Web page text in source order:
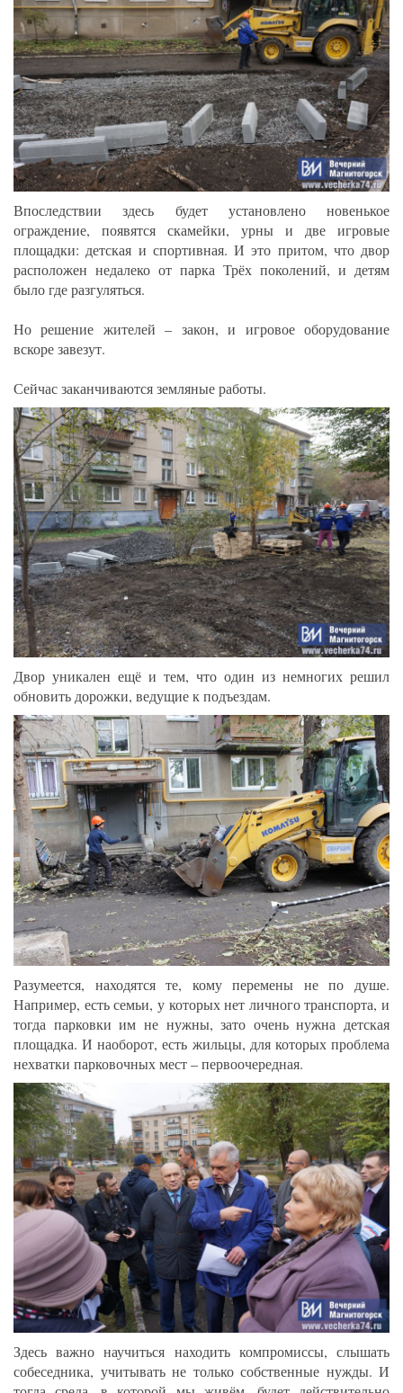
Впоследствии здесь будет установлено новенькое
ограждение, появятся скамейки, урны и две игровые
площадки: детская и спортивная. И это притом, что двор
расположен недалеко от парка Трёх поколений, и детям
было где разгуляться.
Но решение жителей – закон, и игровое оборудование
вскоре завезут.
Сейчас заканчиваются земляные работы.
Двор уникален ещё и тем, что один из немногих решил
обновить дорожки, ведущие к подъездам.
Разумеется, находятся те, кому перемены не по душе.
Например, есть семьи, у которых нет личного транспорта, и
тогда парковки им не нужны, зато очень нужна детская
площадка. И наоборот, есть жильцы, для которых проблема
нехватки парковочных мест – первоочередная.
Здесь важно научиться находить компромиссы, слышать
собеседника, учитывать не только собственные нужды. И